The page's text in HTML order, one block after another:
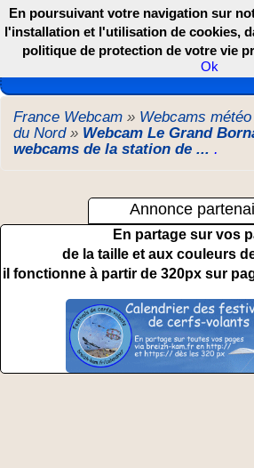
Les webcams de France,
France Webcam » Webcams météo
du Nord» Webcam Le Grand
webcams de la station de ... .
Annonce
En partage sur vos
de la taille et aux couleurs
il fonctionne à partir de 320px sur
En poursuivant votre navigation sur
l'installation et l'utilisation de cookies,
politique de protection de votre vie
Ok